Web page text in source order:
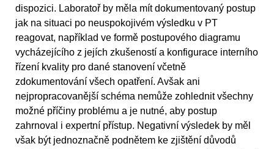
dispozici. Laboratoř by měla mít dokumentovaný postup
jak na situaci po neuspokojivém výsledku v PT
reagovat, například ve formě postupového diagramu
vycházejícího z jejích zkušeností a konfigurace interního
řízení kvality pro dané stanovení včetně
zdokumentování všech opatření. Avšak ani
nejpropracovanější schéma nemůže zohlednit všechny
možné příčiny problému a je nutné, aby postup
zahrnoval i expertní přístup. Negativní výsledek by měl
však být jednoznačně podnětem ke zjištění důvodů